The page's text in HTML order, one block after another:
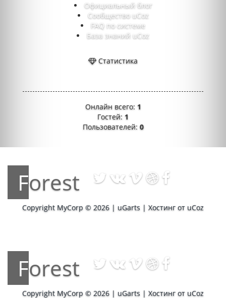
Официальный блог
Сообщество uCoz
FAQ по системе
База знаний uCoz
Статистика
Онлайн всего: 1
Гостей: 1
Пользователей:0
Forest
Copyright MyCorp © 2026 | uGarts | Хостинг от uCoz
Forest
Copyright MyCorp © 2026 | uGarts | Хостинг от uCoz